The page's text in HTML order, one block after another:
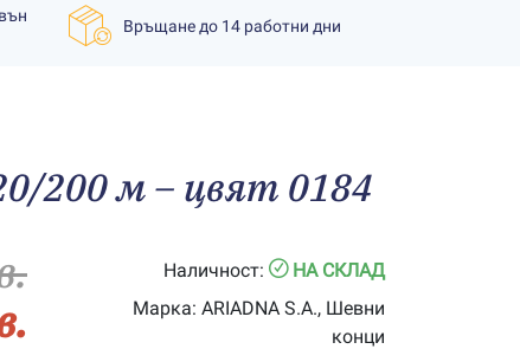
Връщане до 14 работни дни
200 м – цвят 0184
Наличност:
НА СКЛАД
Марка: ARIADNA S.A., Шевни
конци